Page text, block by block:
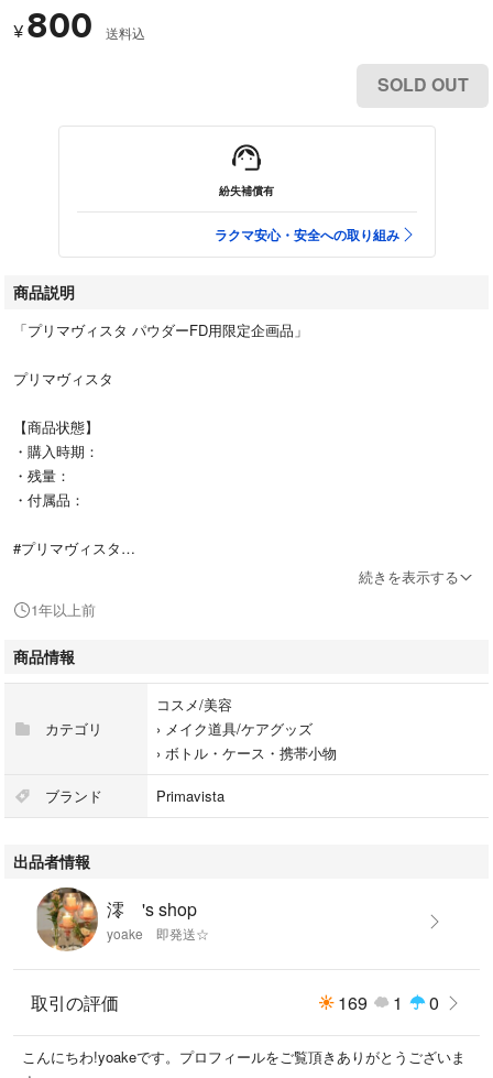
¥ 800 送料込
SOLD OUT
紛失補償有
ラクマ安心・安全への取り組み
商品説明
「プリマヴィスタ パウダーFD用限定企画品」
プリマヴィスタ
【商品状態】
・購入時期：
・残量：
・付属品：
#プリマヴィスタ
#ボトル・ケース・携帯小物
続きを表示する
1年以上前
商品情報
カテゴリ
コスメ/美容
› メイク道具/ケアグッズ
› ボトル・ケース・携帯小物
ブランド Primavista
出品者情報
澪 's shop
yoake 即発送☆
取引の評価 169 1 0
こんにちわ!yoakeです。プロフィールをご覧頂きありがとうございま